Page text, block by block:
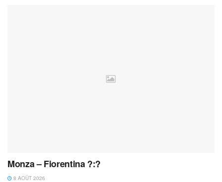
Monza – Fiorentina ?:?
8 AOÛT 2026